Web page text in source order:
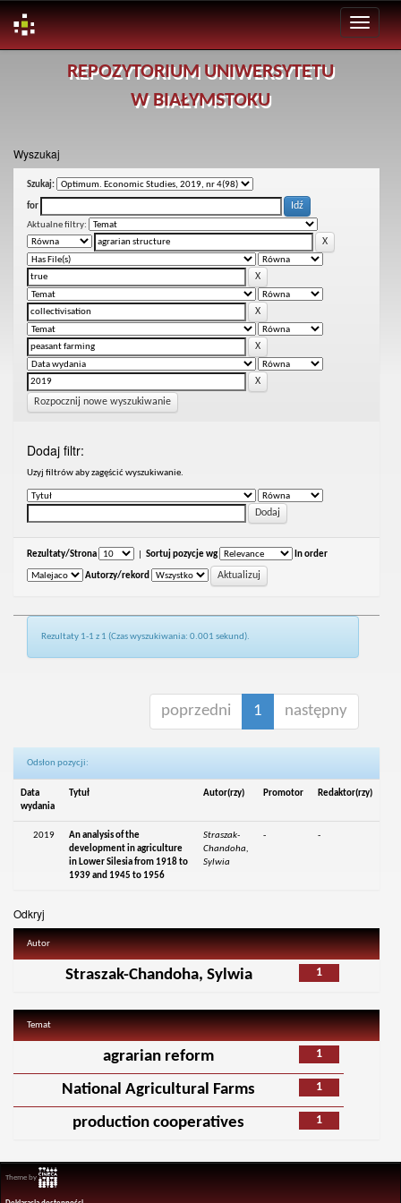
REPOZYTORIUM UNIWERSYTETU
W BIAŁYMSTOKU
Wyszukaj
Szukaj:
for
Aktualne filtry:
Rozpocznij nowe wyszukiwanie
Dodaj filtr:
Uzyj filtrów aby zagęścić wyszukiwanie.
Rezultaty/Strona Sortuj pozycje wg In order
Autorzy/rekord
Rezultaty 1-1 z 1 (Czas wyszukiwania: 0.001 sekund).
poprzedni 1 następny
Odsłon pozycji:
Data
wydania
Tytuł Autor(rzy) Promotor Redaktor(rzy)
2019
An analysis of the
development in agriculture
in Lower Silesia from 1918 to
1939 and 1945 to 1956
Straszak-
Chandoha,
Sylwia
- -
Odkryj
Autor
1
Straszak-Chandoha, Sylwia
Temat
1
agrarian reform
1
National Agricultural Farms
1
production cooperatives
Theme by